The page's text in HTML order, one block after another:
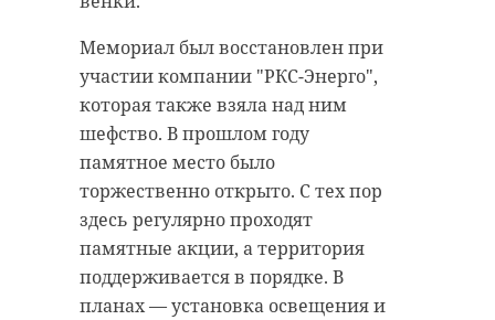
Мемориал был восстановлен при
участии компании "РКС-Энерго",
которая также взяла над ним
шефство. В прошлом году
памятное место было
торжественно открыто. С тех пор
здесь регулярно проходят
памятные акции, а территория
поддерживается в порядке. В
планах — установка освещения и